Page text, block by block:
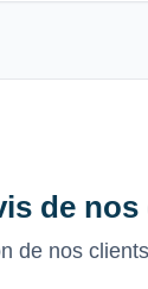
de
de nos